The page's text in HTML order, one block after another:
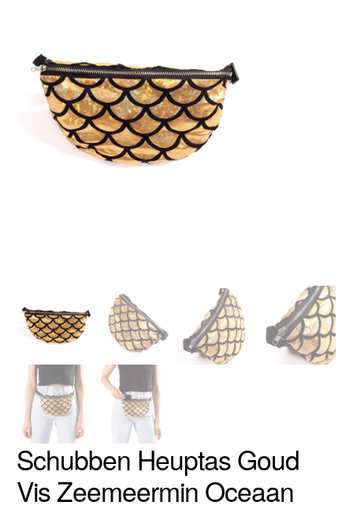
Schubben Heuptas Goud
Vis Zeemeermin Oceaan